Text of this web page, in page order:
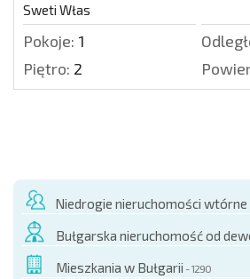
Sweti Włas
Pokoje: 1
Piętro: 2
Niedrogie nieruchomości wtórne
Bułgarska nieruchomość od
Mieszkania w Bułgarii - 1290